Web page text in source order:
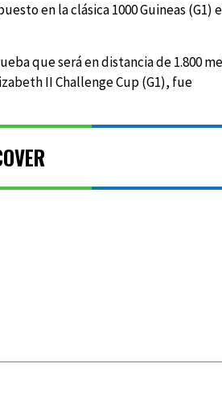
en la clásica 1000 Guineas (G1)
que será en distancia de 1.800
II Challenge Cup (G1), fue